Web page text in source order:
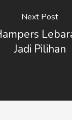
Next Post
Jadi Pilihan